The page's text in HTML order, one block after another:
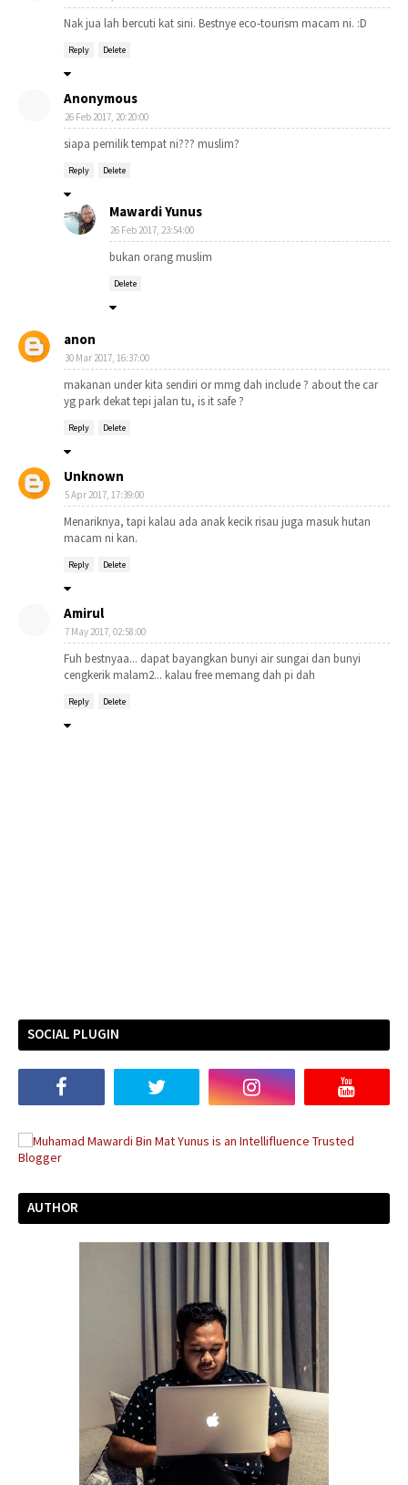
Nak jua lah bercuti kat sini. Bestnye eco-tourism macam ni. :D
Reply Delete
Anonymous
26 Feb 2017, 20:20:00
siapa pemilik tempat ni??? muslim?
Reply Delete
Mawardi Yunus
26 Feb 2017, 23:54:00
bukan orang muslim
Delete
anon
30 Mar 2017, 16:37:00
makanan under kita sendiri or mmg dah include ? about the car
yg park dekat tepi jalan tu, is it safe ?
Reply Delete
Unknown
5 Apr 2017, 17:39:00
Menariknya, tapi kalau ada anak kecik risau juga masuk hutan
macam ni kan.
Reply Delete
Amirul
7 May 2017, 02:58:00
Fuh bestnyaa... dapat bayangkan bunyi air sungai dan bunyi
cengkerik malam2... kalau free memang dah pi dah
Reply Delete
SOCIAL PLUGIN
AUTHOR